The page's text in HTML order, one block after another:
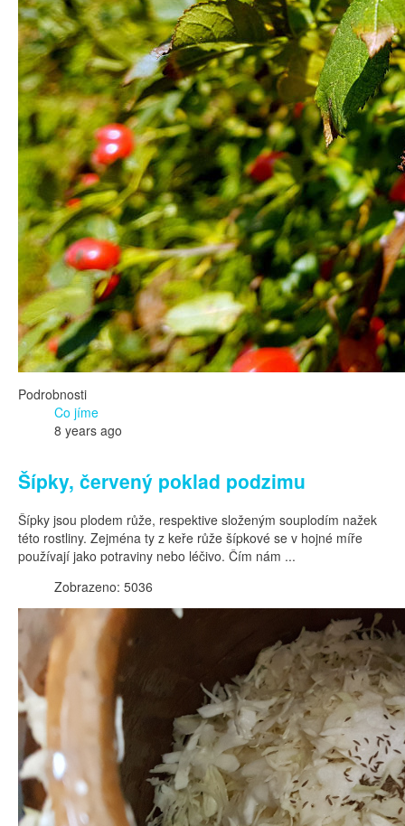
Podrobnosti
Co jíme
8 years ago
Šípky, červený poklad podzimu
Šípky jsou plodem růže, respektive složeným souplodím nažek
této rostliny. Zejména ty z keře růže šípkové se v hojné míře
používají jako potraviny nebo léčivo. Čím nám ...
Zobrazeno: 5036